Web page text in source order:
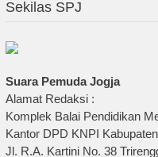
Sekilas SPJ
Suara Pemuda Jogja
Alamat Redaksi :
Komplek Balai Pendidikan
Kantor DPD KNPI
Jl. R.A. Kartini No. 38